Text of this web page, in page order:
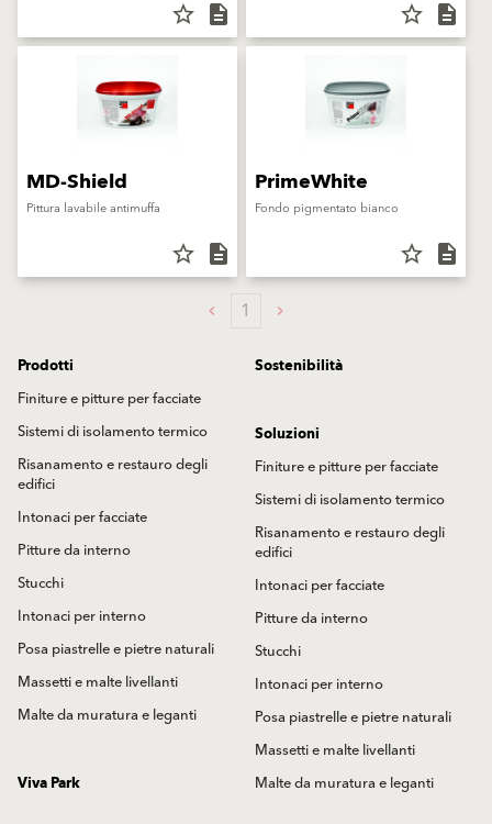
star_border description star_border description
MD-Shield
Pittura lavabile antimuffa
star_border description
PrimeWhite
Fondo pigmentato bianco
star_border description
1
Prodotti
Finiture e pitture per facciate
Sistemi di isolamento termico
Risanamento e restauro degli
edifici
Intonaci per facciate
Pitture da interno
Stucchi
Intonaci per interno
Posa piastrelle e pietre naturali
Massetti e malte livellanti
Malte da muratura e leganti
Sostenibilità
Soluzioni
Finiture e pitture per facciate
Sistemi di isolamento termico
Risanamento e restauro degli
edifici
Intonaci per facciate
Pitture da interno
Stucchi
Intonaci per interno
Posa piastrelle e pietre naturali
Massetti e malte livellanti
Malte da muratura e leganti
Viva Park